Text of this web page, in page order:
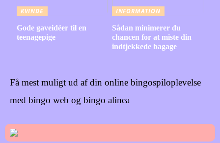
KVINDE
Gode gaveidéer til en
teenagepige
INFORMATION
Sådan minimerer du
chancen for at miste din
indtjekkede bagage
Få mest muligt ud af din online bingospiloplevelse
med bingo web og bingo alinea